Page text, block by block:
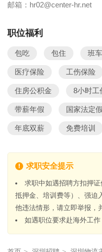
邮箱：hr02@center-hr.net
职位福利
包吃 包住 班
医疗保险 工伤保险
住房公积金 8小时工
带薪年假 国家法定假
年底双薪 免费培训
求职安全提示
求职中如遇招聘方扣押
抵押金、培训费等）、强迫
他违法情形，请立即举报，
如遇职位要求赴海外工作